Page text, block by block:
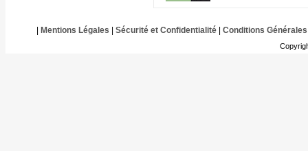
Mentions Légales Sécurité et Confidentialité| Conditions Générales